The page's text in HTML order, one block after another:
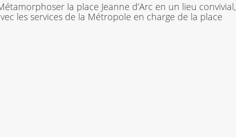
la place Jeanne d’Arc en un lieu convivial,
les services de la Métropole en charge de la place